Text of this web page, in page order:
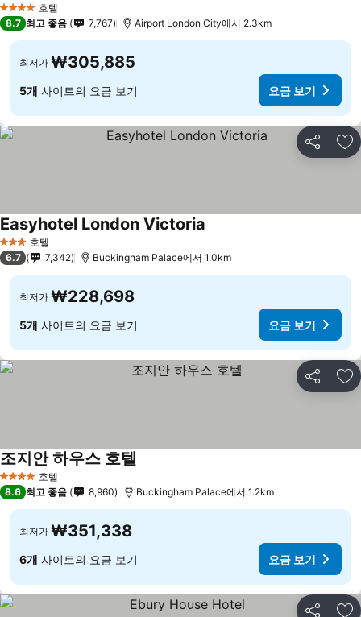
4 성급 호텔
8.7 최고 좋음 7,767 Airport London City에서 2.3km
최저가 ₩305,885
5개 사이트의 요금 보기 요금 보기
공유 즐
3 성급 호텔
Easyhotel London Victoria
6.7 7,342 Buckingham Palace에서 1.0km
최저가 ₩228,698
5개 사이트의 요금 보기 요금 보기
공유 즐
4 성급 호텔
조지안 하우스 호텔
8.6 최고 좋음 8,960 Buckingham Palace에서 1.2km
최저가 ₩351,338
6개 사이트의 요금 보기 요금 보기